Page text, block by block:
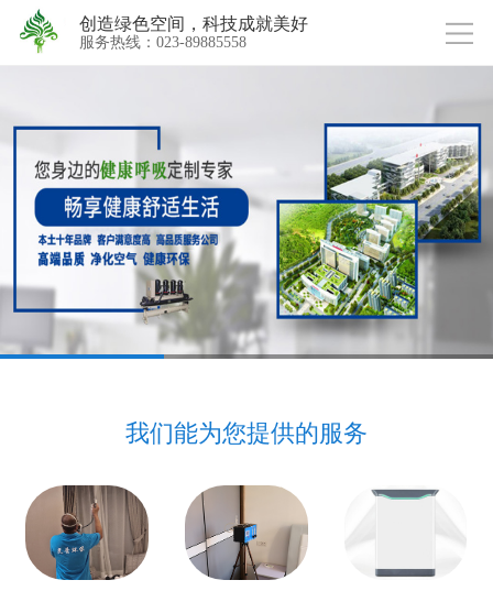
创造绿色空间，科技成就美好
服务热线：023-89885558
我们能为您提供的服务